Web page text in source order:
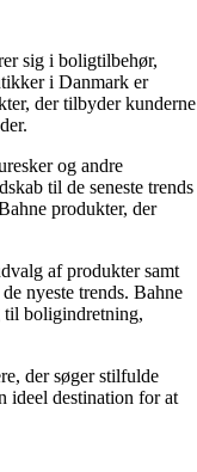
sig i boligtilbehør,
i Danmark er
der tilbyder kunderne
og andre
til de seneste trends
produkter, der
af produkter samt
nyeste trends. Bahne
til boligindretning,
der søger stilfulde
ideel destination for at